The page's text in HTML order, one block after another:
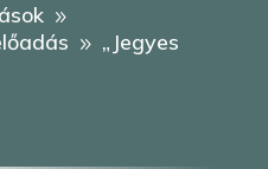
9
9 „Jegyes